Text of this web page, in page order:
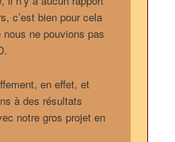
c’est bien pour cela
ne pouvions pas
en effet, et
à des résultats
notre gros projet en